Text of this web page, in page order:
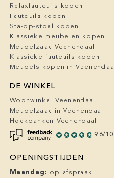
Relaxfauteuils kopen
Fauteuils kopen
Sta-op-stoel kopen
Klassieke meubelen kopen
Meubelzaak Veenendaal
Klassieke fauteuils kopen
Meubels kopen in Veenendaal
DE WINKEL
Woonwinkel Veenendaal
Meubelzaak in Veenendaal
Hoekbanken Veenendaal
9.6/10
OPENINGSTIJDEN
Maandag: op afspraak